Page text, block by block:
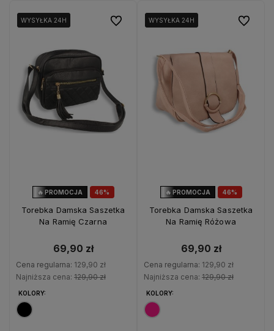
46%
🔥 PROMOCJA
WYSYŁKA 24H
WYSYŁKA 24H
Torebka Damska Saszetka
Na Ramię Czarna
69,90 zł
Cena regularna: 129,90 zł
Najniższa cena: 129,90 zł
KOLORY:
Do ulubionych
46%
🔥 PROMOCJA
WYSYŁKA 24H
WYSYŁKA 24H
Torebka Damska Saszetka
Na Ramię Różowa
69,90 zł
Cena regularna: 129,90 zł
Najniższa cena: 129,90 zł
KOLORY:
Do